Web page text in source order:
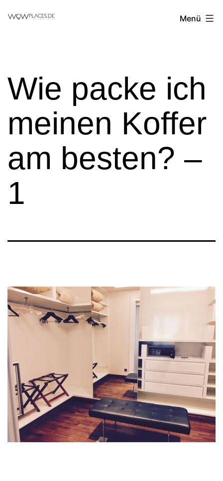
Reiseblog
Menü
Wie packe ich
meinen Koffer
am besten? –
1